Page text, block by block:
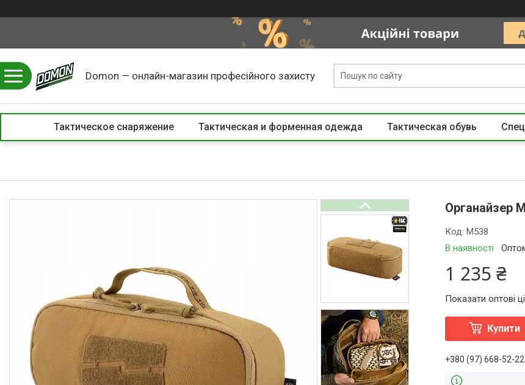
Domon — онлайн-магазин професійного захисту
Тактическое снаряжение Тактическая и форменная одежда Тактическая обувь
Органайзер
В наявності
Код:M538
1 235 ₴
Показати оптові
Купити
+380 (97) 668-52-22